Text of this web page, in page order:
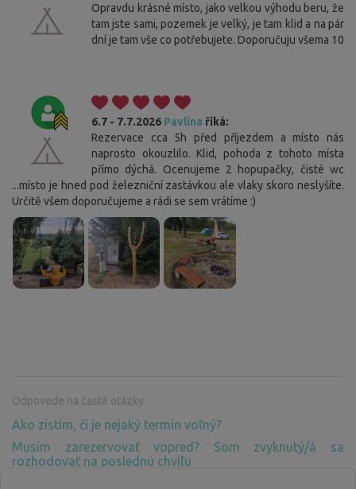
Opravdu krásné místo, jako velkou výhodu beru, že
tam jste sami, pozemek je velký, je tam klid a na pár
dní je tam vše co potřebujete. Doporučuju všema 10
6.7 - 7.7.2026 Pavlína říká:
Rezervace cca 5h před příjezdem a místo nás
naprosto okouzlilo. Klid, pohoda z tohoto místa
přímo dýchá. Ocenujeme 2 hopupačky, čisté wc
...místo je hned pod železniční zastávkou ale vlaky skoro neslyšíte.
Určitě všem doporučujeme a rádi se sem vrátíme :)
Odpovede na časté otázky
Ako zistím, či je nejaký termín voľný?
Musím zarezervovať vopred? Som zvyknutý/á sa
rozhodovať na poslednú chvíľu